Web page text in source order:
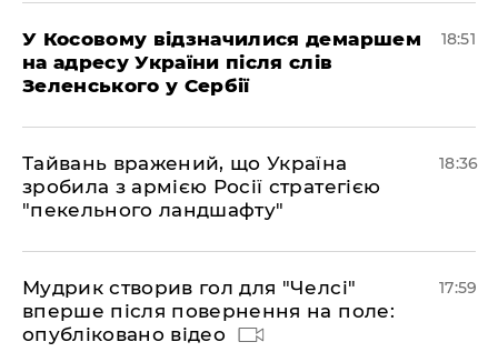
У Косовому відзначилися демаршем
на адресу України після слів
Зеленського у Сербії
18:51
Тайвань вражений, що Україна
зробила з армією Росії стратегією
"пекельного ландшафту"
18:36
Мудрик створив гол для "Челсі"
вперше після повернення на поле:
опубліковано відео
17:59